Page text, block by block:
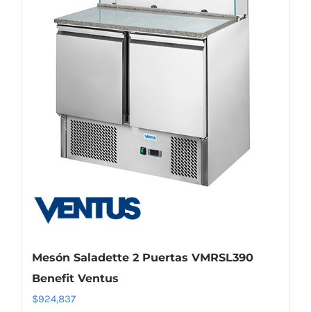
Mesón Saladette 2 Puertas VMRSL390
Benefit Ventus
$924,837